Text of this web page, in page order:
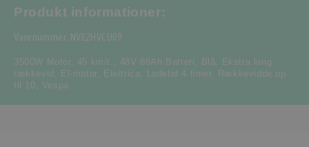
Produkt informationer:
Varenummer: NVE2HVCU09
3500W Motor, 45 km/t. , 48V 86Ah Batteri, Blå,
Ekstra lang
rækkevid , El-motor, Elettrica, Ladetid 4 timer,
Rækkevidde op
til 10 , Vespa